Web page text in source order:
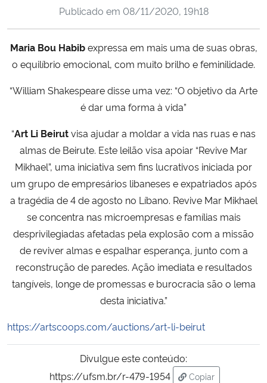
Ministério da Cidadania
Ministério de Minas e Energia
Ministério da Ciência, Tecnologia, Inovações e Comunicações
Ministério do Meio Ambiente
Ministério do Turismo
Ministério do Desenvolvimento Regional
Controladoria-Geral da União
Ministério da Mulher, da Família e dos Direitos Humanos
Secretaria de Governo
Gabinete de Segurança Institucional
Publicado em 08/11/2020, 19h18
Maria Bou Habibexpressa em mais uma de suas obras,
o equilíbrio emocional, com muito brilho e feminilidade.
“William Shakespeare disse uma vez: “O objetivo da Arte
é dar uma forma à vida”
“Art Li Beirutvisa ajudar a moldar a vida nas ruas e nas
almas de Beirute. Este leilão visa apoiar “Revive Mar
Mikhael”, uma iniciativa sem fins lucrativos iniciada por
um grupo de empresários libaneses e expatriados após
a tragédia de 4 de agosto no Líbano. Revive Mar Mikhael
se concentra nas microempresas e famílias mais
desprivilegiadas afetadas pela explosão com a missão
de reviver almas e espalhar esperança, junto com a
reconstrução de paredes. Ação imediata e resultados
tangíveis, longe de promessas e burocracia são o lema
desta iniciativa.”
https://artscoops.com/auctions/art-li-beirut
Divulgue este conteúdo:
https://ufsm.br/r-479-1954
Copiar